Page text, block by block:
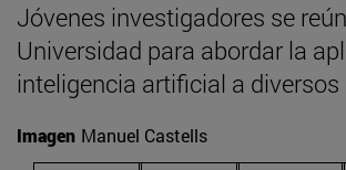
Jóvenes investigadores se
Universidad para abordar la
inteligencia artificial a diversos
Imagen Manuel Castells